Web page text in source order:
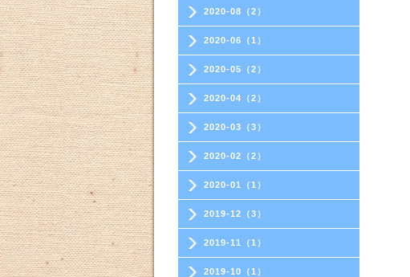
2020-08（2）
2020-06（1）
2020-05（2）
2020-04（2）
2020-03（3）
2020-02（2）
2020-01（1）
2019-12（3）
2019-11（1）
2019-10（1）